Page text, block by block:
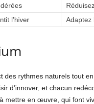
l’hiver Adaptez
rythmes naturels tout
d’innover, et chacun
mettre en œuvre, qui font